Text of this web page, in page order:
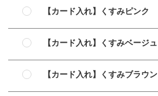
【カード入れ】くすみピンク
【カード入れ】くすみベージュ
【カード入れ】くすみブラウン